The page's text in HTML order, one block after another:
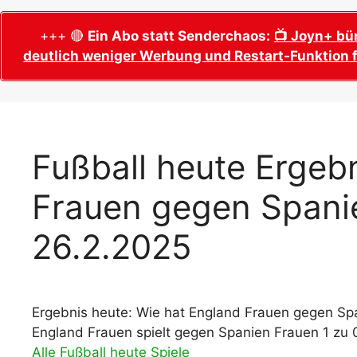
Wer wird Fußball-Weltmeister 2026?
Alle WM 2026 Trainer
Adidas Trionda: offizielle WM 2026
Spielball
Alle Nationalspieler der FIFA Fußball WM
2026
WM 2026
Termine,
WM 2026
WM 2026
Spielort
Fußball WM
+++ 🔴 Ein Abo statt Senderchaos: 📺 Joyn+
deutlich weniger Werbung und Restart-
Fußball heute
Frauen gegen
26.2.2025
Ergebnis heute: Wie hat England Frauen gegen
England Frauen spielt gegen Spanien Frauen 1 zu
Alle Fußball heute Spiele